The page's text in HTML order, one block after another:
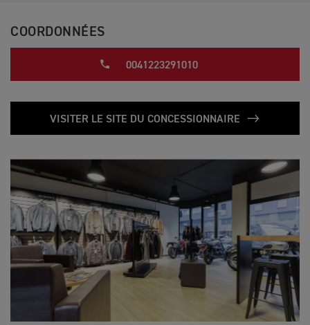
COORDONNÉES
0041223291010
VISITER LE SITE DU CONCESSIONNAIRE